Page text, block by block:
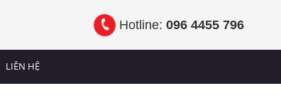
Hotline: 096 4455 796
LIÊN HỆ